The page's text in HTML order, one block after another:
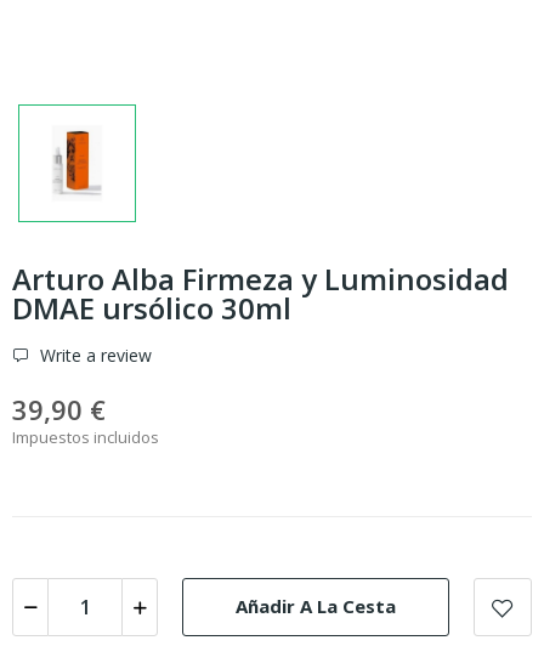
Arturo Alba Firmeza y Luminosidad
DMAE ursólico 30ml
Write a review
39,90 €
Impuestos incluidos
Añadir A La Cesta